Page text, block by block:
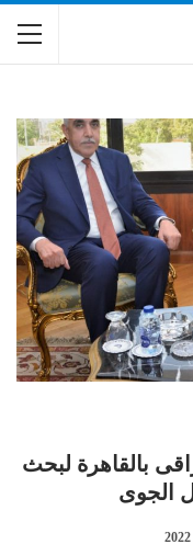
بالقاهرة لبحث
الجوى